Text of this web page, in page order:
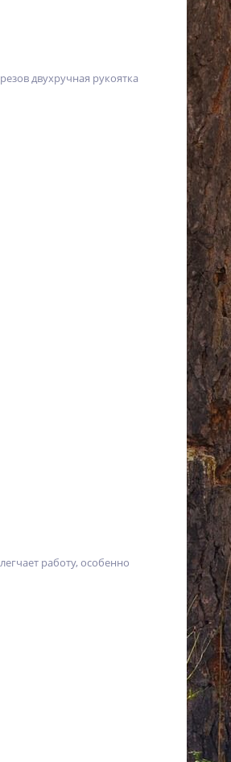
двухручная рукоятка
работу, особенно